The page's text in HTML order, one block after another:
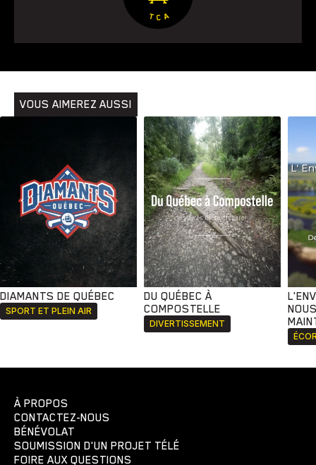
VOUS AIMEREZ AUSSI
DIAMANTS DE QUÉBEC
SPORT ET PLEIN AIR
DU QUÉBEC À
COMPOSTELLE
DIVERTISSEMENT
À PROPOS
CONTACTEZ-NOUS
BÉNÉVOLAT
SOUMISSION D'UN PROJET TÉLÉ
FOIRE AUX QUESTIONS